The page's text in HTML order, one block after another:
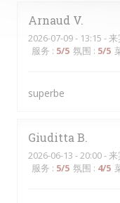
Arnaud V
2026-07-09- 13:15 - 来
服务 : 5/5 氛围 : 5/5
superbe
Giuditta B
2026-06-13 - 20:00 -
服务 : 5/5 氛围 : 4/5